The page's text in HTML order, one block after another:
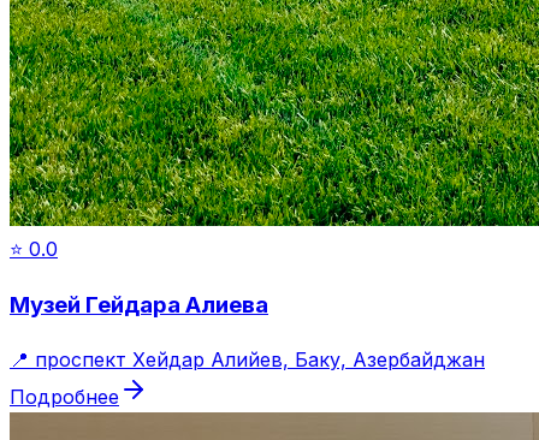
⭐ 0.0
Музей Гейдара Алиева
📍 проспект Хейдар Алийев, Баку, Азербайджан
Подробнее